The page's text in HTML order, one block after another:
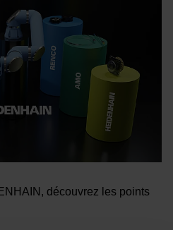
découvrez les points